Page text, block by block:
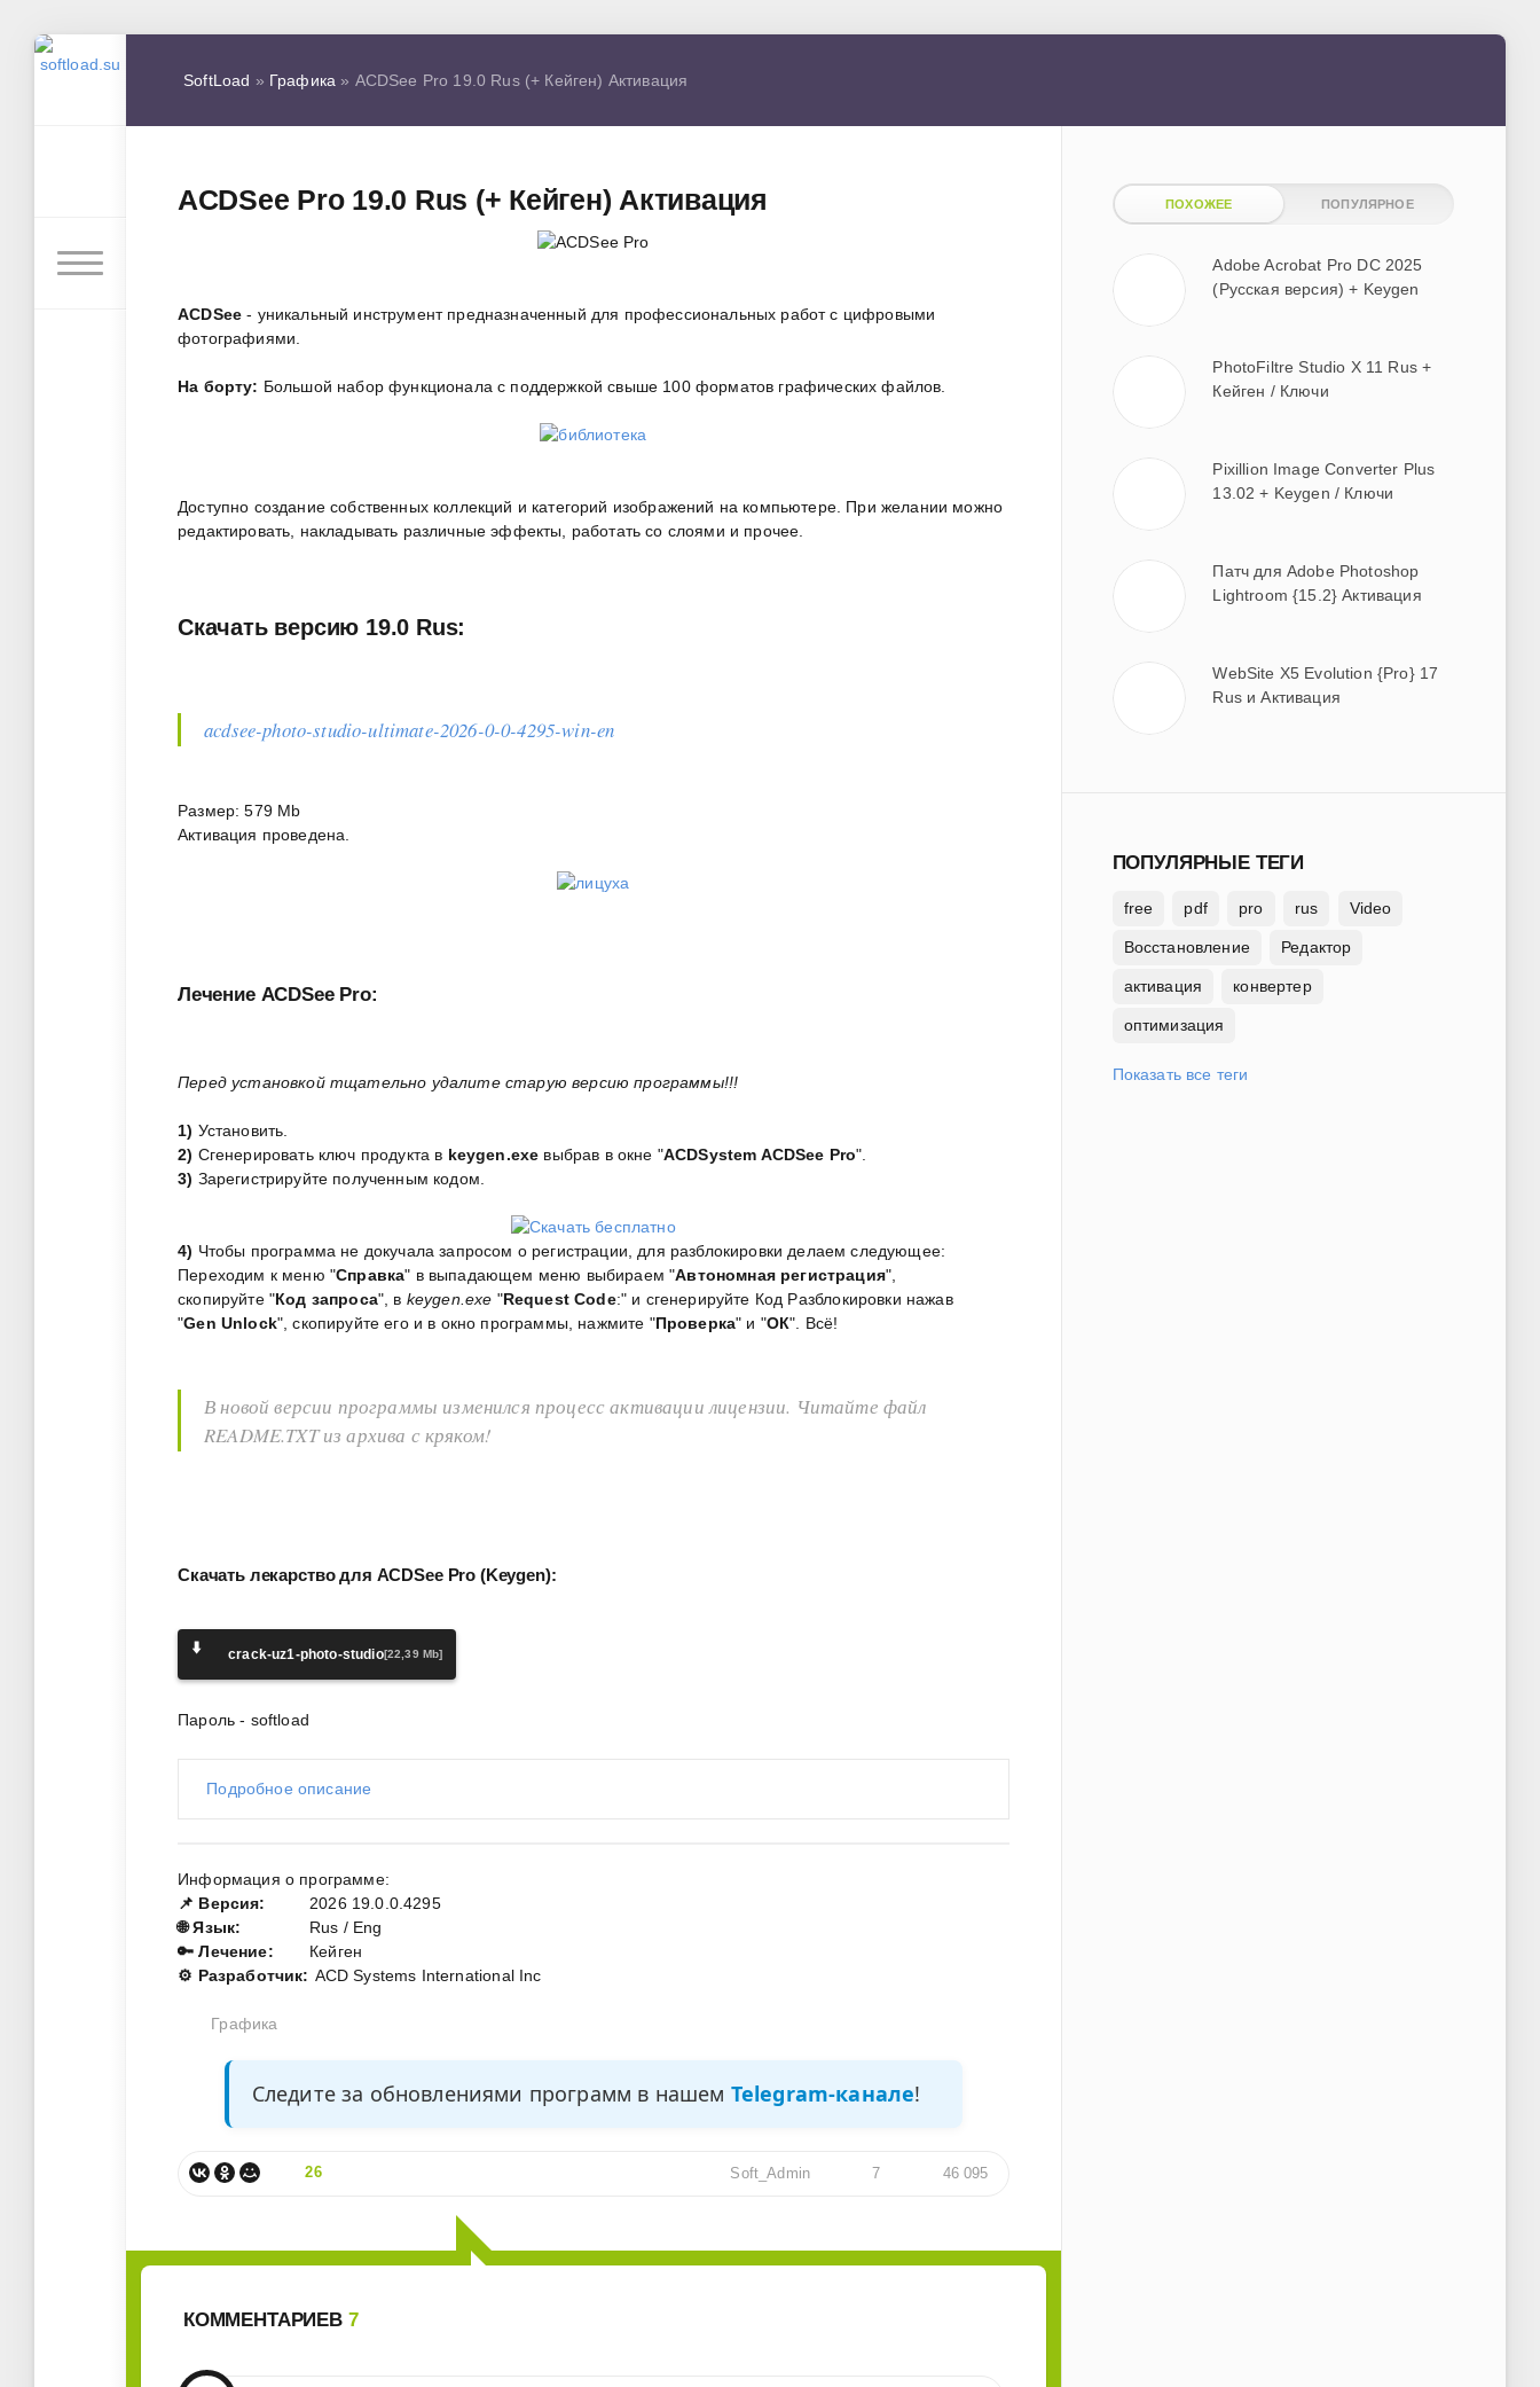
SoftLoad » Графика » ACDSee Pro 19.0 Rus (+ Кейген) Активация
ACDSee Pro 19.0 Rus (+ Кейген) Активация
ACDSee - уникальный инструмент предназначенный для профессиональных работ с цифровыми
фотографиями.
На борту: Большой набор функционала с поддержкой свыше 100 форматов графических файлов.
Доступно создание собственных коллекций и категорий изображений на компьютере. При желании можно
редактировать, накладывать различные эффекты, работать со слоями и прочее.
Скачать версию 19.0 Rus:
acdsee-photo-studio-ultimate-2026-0-0-4295-win-en
Размер: 579 Mb
Активация проведена.
Лечение ACDSee Pro:
Перед установкой тщательно удалите старую версию программы!!!
1) Установить.
2) Сгенерировать ключ продукта в keygen.exe выбрав в окне "ACDSystem ACDSee Pro".
3) Зарегистрируйте полученным кодом.
4) Чтобы программа не докучала запросом о регистрации, для разблокировки делаем следующее:
Переходим к меню "Справка" в выпадающем меню выбираем "Автономная регистрация",
скопируйте "Код запроса", в keygen.exe "Request Code:" и сгенерируйте Код Разблокировки нажав
"Gen Unlock", скопируйте его и в окно программы, нажмите "Проверка" и "ОК". Всё!
В новой версии программы изменился процесс активации лицензии. Читайте файл
README.TXT из архива с кряком!
Скачать лекарство для ACDSee Pro (Keygen):
⬇️ crack-uz1-photo-studio[22,39 Mb]
Пароль - softload
Подробное описание
Информация о программе:
📌 Версия:
2026 19.0.0.4295
🌐 Язык:
Rus / Eng
🔑 Лечение:
Кейген
⚙️ Разработчик: ACD Systems International Inc
Графика
Следите за обновлениями программ в нашем Telegram-канале!
26 Soft_Admin 7 46 095
КОММЕНТАРИЕВ 7
ПОХОЖЕЕ ПОПУЛЯРНОЕ
Adobe Acrobat Pro DC 2025
(Русская версия) + Keygen
PhotoFiltre Studio X 11 Rus +
Кейген / Ключи
Pixillion Image Converter Plus
13.02 + Keygen / Ключи
Патч для Adobe Photoshop
Lightroom {15.2} Активация
WebSite X5 Evolution {Pro} 17
Rus и Активация
ПОПУЛЯРНЫЕ ТЕГИ
free pdf pro rus Video
Восстановление Редактор
активация конвертер
оптимизация
Показать все теги